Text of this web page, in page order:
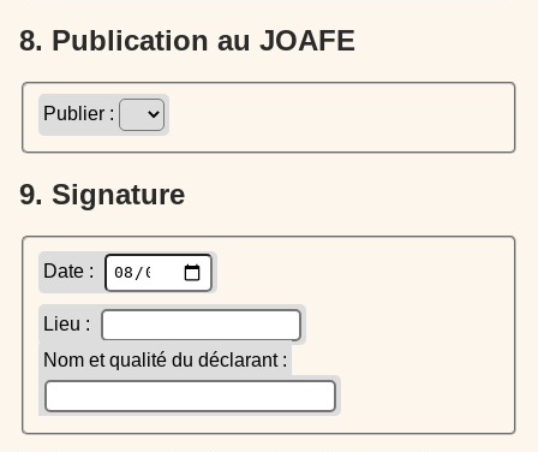
8. Publication au JOAFE
Publier :
9. Signature
Date :
Lieu :
Nom et qualité du déclarant :